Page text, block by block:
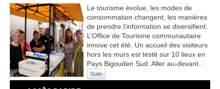
Services
Tourisme
Le tourisme évolue, les modes de
consommation changent, les manières
de prendre l’information se diversifient.
L’Office de Tourisme communautaire
innove cet été. Un accueil des visiteurs
hors les murs est testé sur 10 lieux en
Pays Bigouden Sud. Aller au-devant…
Suite